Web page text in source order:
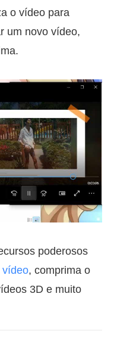
o vídeo para
um novo vídeo,
poderosos
vídeo, comprima o
3D e muito